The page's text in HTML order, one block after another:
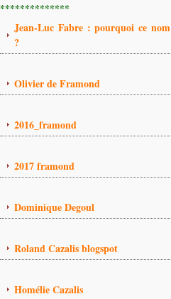
**************
Jean-Luc Fabre : pourquoi ce nom
?
Olivier de Framond
2016_framond
2017 framond
Dominique Degoul
Roland Cazalis blogspot
Homélie Cazalis